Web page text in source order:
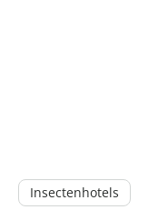
Insectenhotels